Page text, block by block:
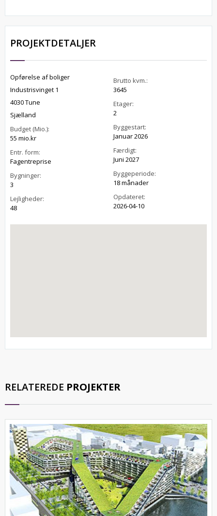
PROJEKTDETALJER
Opførelse af boliger
Industrisvinget 1
4030 Tune
Sjælland
Budget (Mio.):
55 mio.kr
Entr. form:
Fagentreprise
Bygninger:
3
Lejligheder:
48
Brutto kvm.:
3645
Etager:
2
Byggestart:
Januar 2026
Færdigt:
Juni 2027
Byggeperiode:
18 månader
Opdateret:
2026-04-10
RELATEREDE PROJEKTER